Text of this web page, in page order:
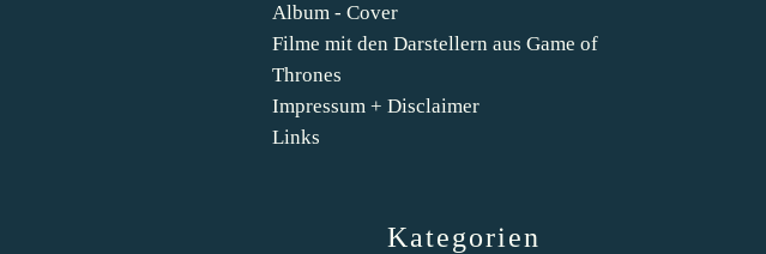
Kategorien
Album - Cover
Filme mit den Darstellern aus Game of
Thrones
Impressum + Disclaimer
Links